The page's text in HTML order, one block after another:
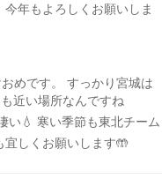
年もよろしくお願いしま
めです。 すっかり宮城は
近い場所なんですね
い💧 寒い季節も東北チーム
しくお願いします🤲